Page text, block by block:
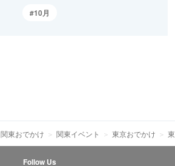
10月
関東おでかけ 関東イベント 東京おでかけ
Follow Us